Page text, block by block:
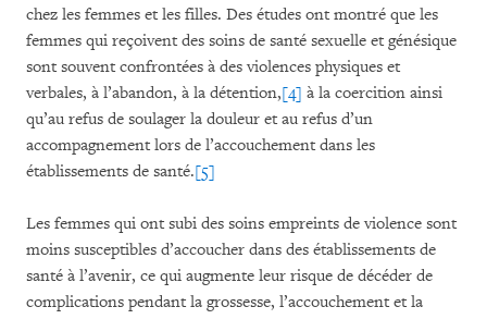
chez les femmes et les filles. Des études ont montré que les
femmes qui reçoivent des soins de santé sexuelle et génésique
sont souvent confrontées à des violences physiques et
verbales, à l’abandon, à la détention,[4] à la coercition ainsi
qu’au refus de soulager la douleur et au refus d’un
accompagnement lors de l’accouchement dans les
établissements de santé.[5]
Les femmes qui ont subi des soins empreints de violence sont
moins susceptibles d’accoucher dans des établissements de
santé à l’avenir, ce qui augmente leur risque de décéder de
complications pendant la grossesse, l’accouchement et la